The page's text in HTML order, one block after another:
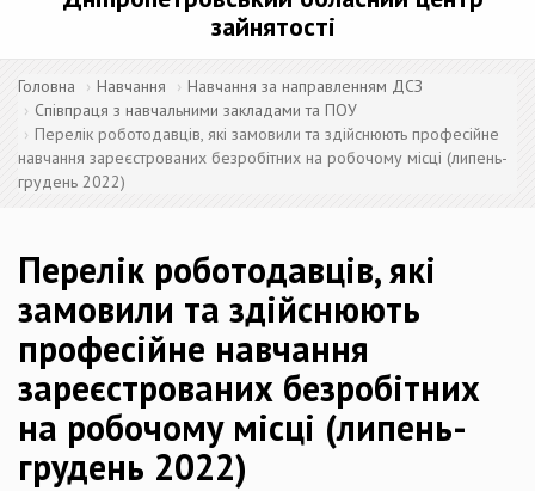
зайнятості
Головна Навчання
Навчання за направленням ДСЗ
Співпраця з навчальними закладами та ПОУ
Перелік роботодавців, які замовили та здійснюють професійне
навчання зареєстрованих безробітних на робочому місці (липень-
грудень 2022)
Перелік роботодавців, які
замовили та здійснюють
професійне навчання
зареєстрованих безробітних
на робочому місці (липень-
грудень 2022)